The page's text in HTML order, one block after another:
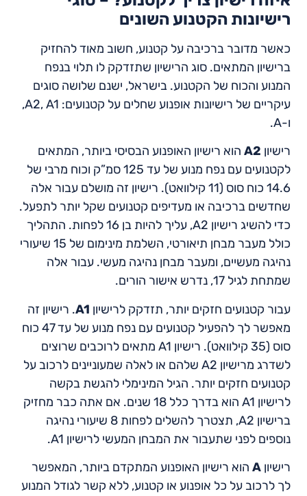
רישיונות הקטנוע השונים
כאשר מדובר ברכיבה על קטנוע, חשוב מאוד להחזיק
ברישיון המתאים. סוג הרישיון שתזדקק לו תלוי בנפח
המנוע והכוח של הקטנוע. בישראל, ישנם שלושה סוגים
עיקריים של רישיונות אופנוע שחלים על קטנועים: A2, A1,
ו-A.
רישיון A2 הוא רישיון האופנוע הבסיסי ביותר, המתאים
לקטנועים עם נפח מנוע של עד 125 סמ”ק וכוח מרבי של
14.6 כוח סוס (11 קילוואט). רישיון זה מושלם עבור אלה
שחדשים ברכיבה או מעדיפים קטנועים שקל יותר לתפעל.
כדי להשיג רישיון A2, עליך להיות בן 16 לפחות. התהליך
כולל מעבר מבחן תיאורטי, השלמת מינימום של 15 שיעורי
נהיגה מעשיים, ומעבר מבחן נהיגה מעשי. עבור אלה
שמתחת לגיל 17, נדרש אישור הורים.
עבור קטנועים חזקים יותר, תזדקק לרישיון A1. רישיון זה
מאפשר לך להפעיל קטנועים עם נפח מנוע של עד 47 כוח
סוס (35 קילוואט). רישיון A1 מתאים לרוכבים שרוצים
לשדרג מרישיון A2 שלהם או לאלה שמעוניינים לרכוב על
קטנועים חזקים יותר. הגיל המינימלי להגשת בקשה
לרישיון A1 הוא בדרך כלל 18 שנים. אם אתה כבר מחזיק
ברישיון A2, תצטרך להשלים לפחות 8 שיעורי נהיגה
נוספים לפני שתעבור את המבחן המעשי לרישיון A1.
רישיון A הוא רישיון האופנוע המתקדם ביותר, המאפשר
לך לרכוב על כל אופנוע או קטנוע, ללא קשר לגודל המנוע